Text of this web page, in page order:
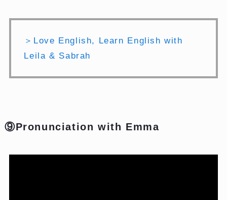
＞Love English, Learn English with
Leila & Sabrah
⑨Pronunciation with Emma